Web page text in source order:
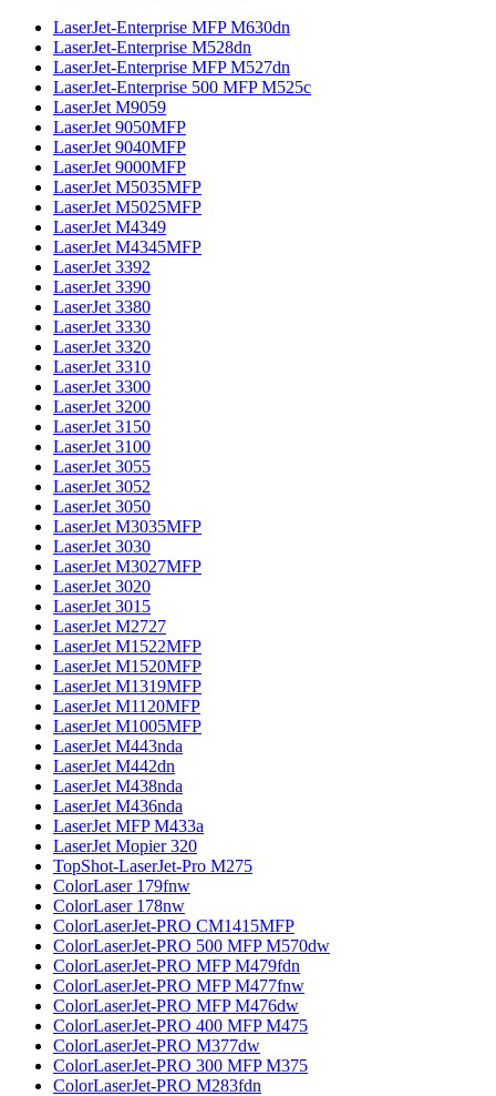
LaserJet-Enterprise MFP M630dn
LaserJet-Enterprise M528dn
LaserJet-Enterprise MFP M527dn
LaserJet-Enterprise 500 MFP M525c
LaserJet M9059
LaserJet 9050MFP
LaserJet 9040MFP
LaserJet 9000MFP
LaserJet M5035MFP
LaserJet M5025MFP
LaserJet M4349
LaserJet M4345MFP
LaserJet 3392
LaserJet 3390
LaserJet 3380
LaserJet 3330
LaserJet 3320
LaserJet 3310
LaserJet 3300
LaserJet 3200
LaserJet 3150
LaserJet 3100
LaserJet 3055
LaserJet 3052
LaserJet 3050
LaserJet M3035MFP
LaserJet 3030
LaserJet M3027MFP
LaserJet 3020
LaserJet 3015
LaserJet M2727
LaserJet M1522MFP
LaserJet M1520MFP
LaserJet M1319MFP
LaserJet M1120MFP
LaserJet M1005MFP
LaserJet M443nda
LaserJet M442dn
LaserJet M438nda
LaserJet M436nda
LaserJet MFP M433a
LaserJet Mopier 320
TopShot-LaserJet-Pro M275
ColorLaser 179fnw
ColorLaser 178nw
ColorLaserJet-PRO CM1415MFP
ColorLaserJet-PRO 500 MFP M570dw
ColorLaserJet-PRO MFP M479fdn
ColorLaserJet-PRO MFP M477fnw
ColorLaserJet-PRO MFP M476dw
ColorLaserJet-PRO 400 MFP M475
ColorLaserJet-PRO M377dw
ColorLaserJet-PRO 300 MFP M375
ColorLaserJet-PRO M283fdn